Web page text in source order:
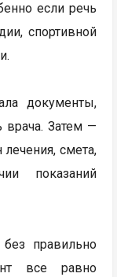
если речь
спортивной
документы,
врача. Затем —
смета,
показаний
правильно
все равно